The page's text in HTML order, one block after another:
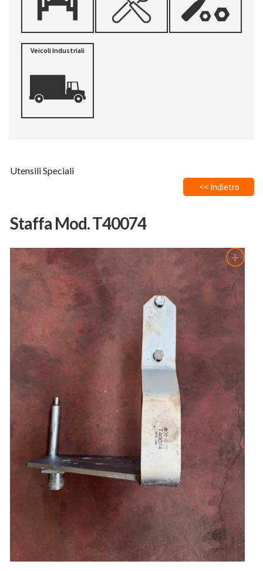
Veicoli Industriali
Utensili Speciali
<< Indietro
Staffa Mod. T40074